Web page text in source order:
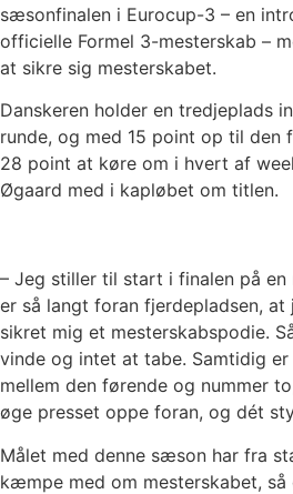
sæsonfinalen i Eurocup-3 – en
officielle Formel 3-mesterskab –
at sikre sig mesterskabet.
Danskeren holder en tredjeplads
runde, og med 15 point op til den
28 point at køre om i hvert af
Øgaard med i kapløbet om titlen.
– Jeg stiller til start i finalen på
er så langt foran fjerdepladsen,
sikret mig et mesterskabspodie.
vinde og intet at tabe. Samtidig
mellem den førende og nummer
øge presset oppe foran, og dét
Målet med denne sæson har fra
kæmpe med om mesterskabet,